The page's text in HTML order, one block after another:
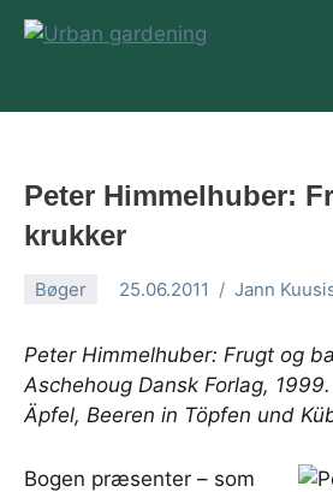
Videre
Peter Himmelhuber:
krukker
Bøger 25.06.2011 Jann
Peter Himmelhuber: Frugt og
Aschehoug Dansk Forlag,
Äpfel, Beeren in Töpfen und
Bogen præsenter – som